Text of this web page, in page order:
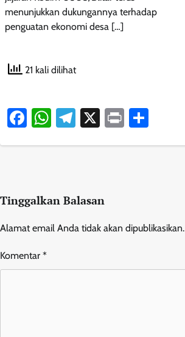
menunjukkan dukungannya terhadap
penguatan ekonomi desa […]
21 kali dilihat
Facebook
WhatsApp
Telegram
X Print
Tinggalkan Balasan
Alamat email Anda tidak akan dipublikasikan.
Komentar *